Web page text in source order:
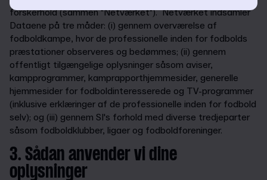
forskerhold (sammen "Netværket"). Netværket indsamler
Dataene på tre måder: (i) gennem overværelse af
fodboldkampe, hvor de professionelle inden for fodbolds
præstationer observeres og bedømmes; (ii) gennem
offentligt tilgængelige oplysninger såsom aviser,
kampprogrammer, kamprapporthjemmesider, generelle
hjemmesider for fodboldinteresserede og TV-programmer
(inklusive erklæringer af de professionelle inden for fodbold
selv); og (iii) gennem SI's forhold med diverse tredjeparter
såsom fodboldklubber, ligaer og fodboldforeninger.
3. Sådan anvender vi dine
oplysninger